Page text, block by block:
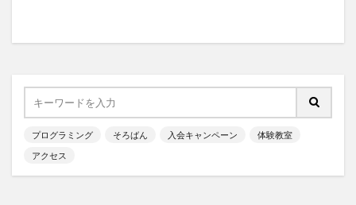
プログラミング そろばん 入会キャンペーン
体験教室
アクセス